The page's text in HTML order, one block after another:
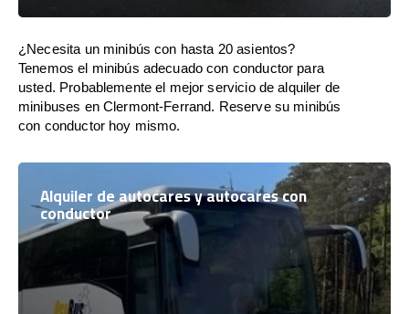
¿Necesita un minibús con hasta 20 asientos?
Tenemos el minibús adecuado con conductor para
usted. Probablemente el mejor servicio de alquiler de
minibuses en Clermont-Ferrand. Reserve su minibús
con conductor hoy mismo.
Alquiler de autocares y autocares con
conductor